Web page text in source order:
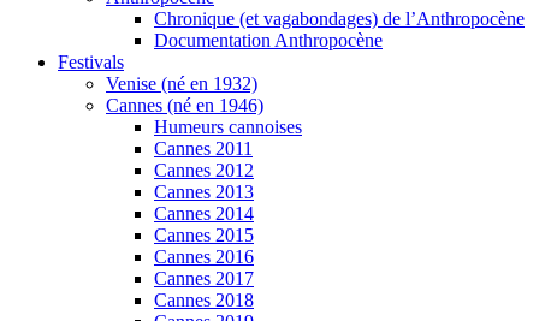
Chronique (et vagabondages) de l’Anthropocène
Documentation Anthropocène
Festivals
Venise (né en 1932)
Cannes (né en 1946)
Humeurs cannoises
Cannes 2011
Cannes 2012
Cannes 2013
Cannes 2014
Cannes 2015
Cannes 2016
Cannes 2017
Cannes 2018